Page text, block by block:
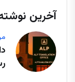
آخرین